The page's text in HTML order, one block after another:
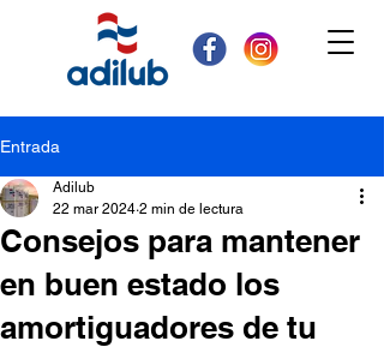
Entrada
Consejos para mantener
en buen estado los
amortiguadores de tu
Adilub
22 mar 2024 2 min de lectura